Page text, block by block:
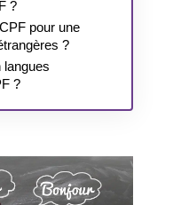
?
pour une
?
langues
?